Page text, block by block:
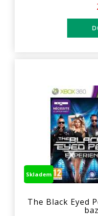
Skladem
The Black Eyed